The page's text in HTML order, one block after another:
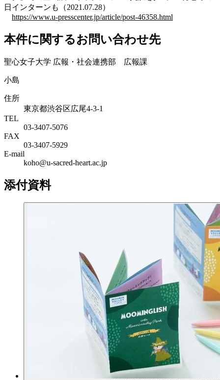
日インターンも（2021.07.28）
https://www.u-presscenter.jp/article/post-46358.html
本件に関するお問い合わせ先
聖心女子大学 広報・社会連携部 広報課
小島
住所
東京都渋谷区広尾4-3-1
TEL
03-3407-5076
FAX
03-3407-5929
E-mail
koho@u-sacred-heart.ac.jp
添付資料